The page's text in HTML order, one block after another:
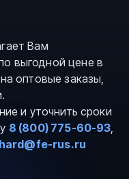
Вам
выгодной цене в
оптовые заказы,
и уточнить сроки
8 (800) 775-60-93,
rus.ru